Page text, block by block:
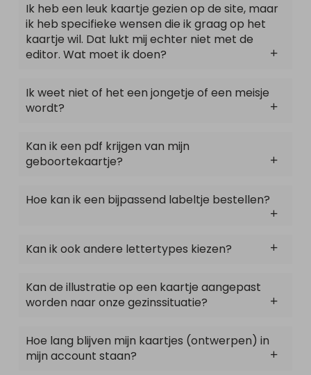
Ik heb een leuk kaartje gezien op de site, maar
ik heb specifieke wensen die ik graag op het
kaartje wil. Dat lukt mij echter niet met de
editor. Wat moet ik doen?
Ik weet niet of het een jongetje of een meisje
wordt?
Kan ik een pdf krijgen van mijn
geboortekaartje?
Hoe kan ik een bijpassend labeltje bestellen?
Kan ik ook andere lettertypes kiezen?
Kan de illustratie op een kaartje aangepast
worden naar onze gezinssituatie?
Hoe lang blijven mijn kaartjes (ontwerpen) in
mijn account staan?